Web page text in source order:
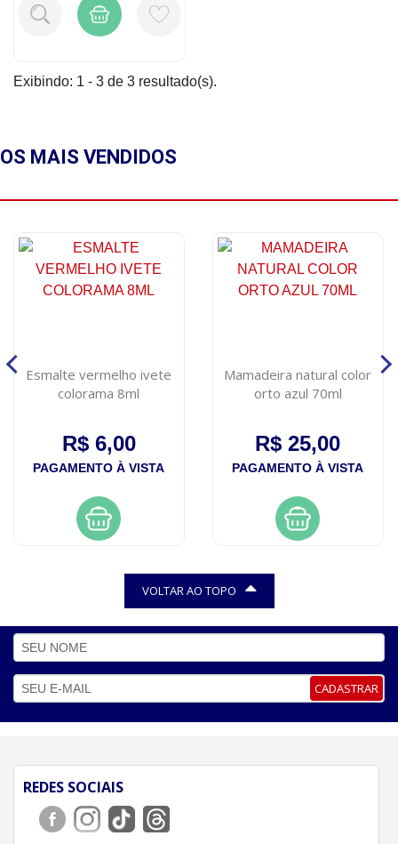
Exibindo: 1 - 3 de 3 resultado(s).
OS MAIS VENDIDOS
Esmalte vermelho ivete
colorama 8ml
R$ 6,00
PAGAMENTO À VISTA
Mamadeira natural color
orto azul 70ml
R$ 25,00
PAGAMENTO À VISTA
VOLTAR AO TOPO
CADASTRAR
REDES SOCIAIS